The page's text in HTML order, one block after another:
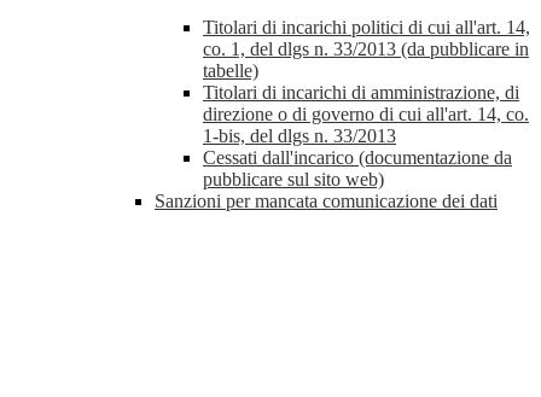
Titolari di incarichi politici di cui all'art. 14,
co. 1, del dlgs n. 33/2013 (da pubblicare in
tabelle)
Titolari di incarichi di amministrazione, di
direzione o di governo di cui all'art. 14, co.
1-bis, del dlgs n. 33/2013
Cessati dall'incarico (documentazione da
pubblicare sul sito web)
Sanzioni per mancata comunicazione dei dati